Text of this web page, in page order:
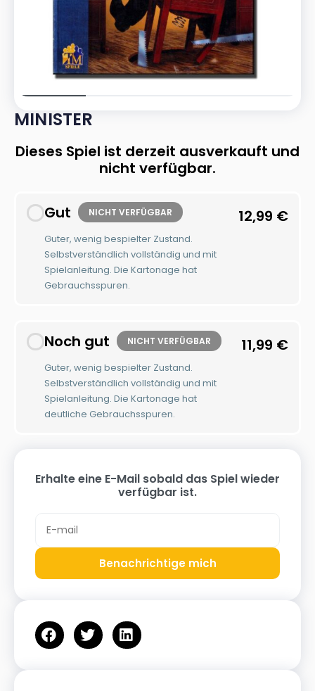
MINISTER
Dieses Spiel ist derzeit ausverkauft und
nicht verfügbar.
Gut NICHT VERFÜGBAR
Guter, wenig bespielter Zustand.
Selbstverständlich vollständig und mit
Spielanleitung. Die Kartonage hat
Gebrauchsspuren.
12,99 €
Noch gut NICHT VERFÜGBAR
Guter, wenig bespielter Zustand.
Selbstverständlich vollständig und mit
Spielanleitung. Die Kartonage hat
deutliche Gebrauchsspuren.
11,99 €
Erhalte eine E-Mail sobald das Spiel wieder
verfügbar ist.
Benachrichtige mich